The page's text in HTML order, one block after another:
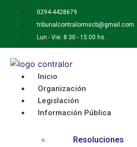
contenido
0294-4428679
tribunalcontralormscb@gmail.com
Lun - Vie: 8:30 - 15:00 hs.
Inicio
Organización
Legislación
Información Pública
Resoluciones